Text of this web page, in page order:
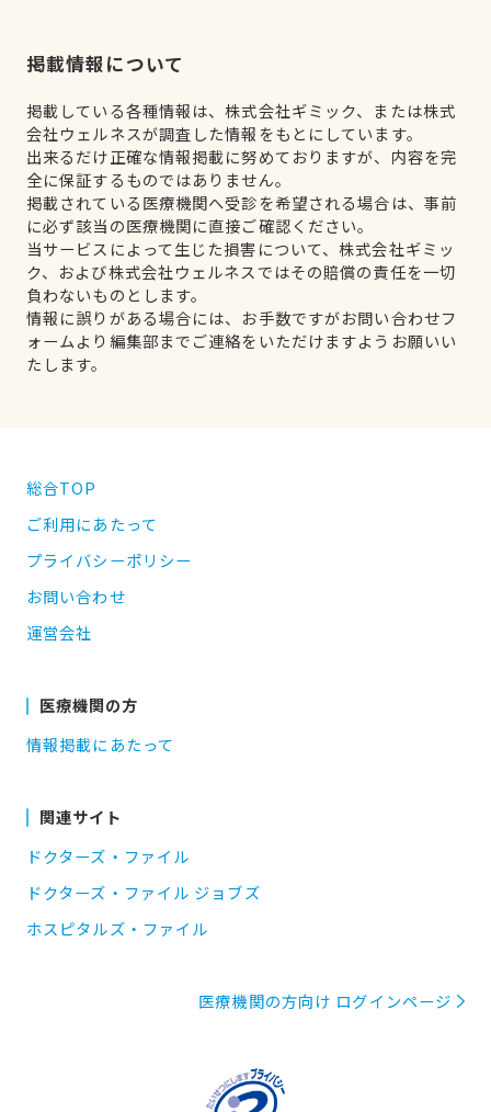
掲載情報について
掲載している各種情報は、株式会社ギミック、または株式
会社ウェルネスが調査した情報をもとにしています。
出来るだけ正確な情報掲載に努めておりますが、内容を完
全に保証するものではありません。
掲載されている医療機関へ受診を希望される場合は、事前
に必ず該当の医療機関に直接ご確認ください。
当サービスによって生じた損害について、株式会社ギミッ
ク、および株式会社ウェルネスではその賠償の責任を一切
負わないものとします。
情報に誤りがある場合には、お手数ですがお問い合わせフ
ォームより編集部までご連絡をいただけますようお願いい
たします。
総合TOP
ご利用にあたって
プライバシーポリシー
お問い合わせ
運営会社
医療機関の方
情報掲載にあたって
関連サイト
ドクターズ・ファイル
ドクターズ・ファイル ジョブズ
ホスピタルズ・ファイル
医療機関の方向け ログインページ